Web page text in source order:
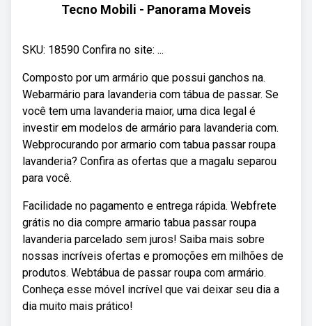
Tecno Mobili - Panorama Moveis
SKU: 18590 Confira no site: ...
Composto por um armário que possui ganchos na.
Webarmário para lavanderia com tábua de passar. Se
você tem uma lavanderia maior, uma dica legal é
investir em modelos de armário para lavanderia com.
Webprocurando por armario com tabua passar roupa
lavanderia? Confira as ofertas que a magalu separou
para você.
Facilidade no pagamento e entrega rápida. Webfrete
grátis no dia compre armario tabua passar roupa
lavanderia parcelado sem juros! Saiba mais sobre
nossas incríveis ofertas e promoções em milhões de
produtos. Webtábua de passar roupa com armário.
Conheça esse móvel incrível que vai deixar seu dia a
dia muito mais prático!